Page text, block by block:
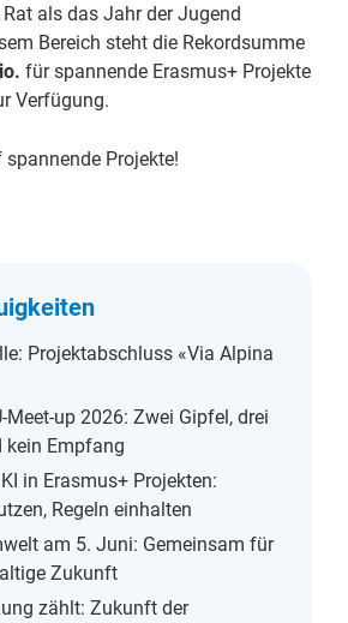
als das Jahr der Jugend
Bereich steht die Rekordsumme
für spannende Erasmus+ Projekte
Verfügung.
Projekte!
Projektabschluss «Via Alpina
Meet-up 2026: Zwei Gipfel, drei
kein Empfang
in Erasmus+ Projekten:
Regeln einhalten
am 5. Juni: Gemeinsam für
Zukunft
zählt: Zukunft der